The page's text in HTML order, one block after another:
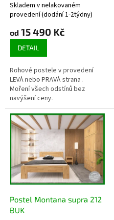
Průměrné
hodnocení
produktu
je
z
5
hvězdiček.
Skladem v nelakovaném
provedení (dodání 1-2týdny)
od 15 490 Kč
DETAIL
Rohové postele v provedení
LEVÁ nebo PRAVÁ strana .
Moření všech odstínů bez
navýšení ceny.
Postel Montana supra 212
BUK